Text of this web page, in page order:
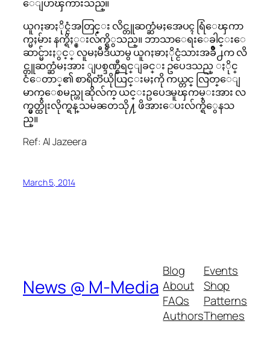
ေျပာၾကားသည္။
ယူဂႏၶာႏိုင္ငံအတြင္း လိင္တူဆက္ဆံမႈအေပၚ ရြံေၾကာ
က္မႈမ်ား နက္ရိႈ္င္းလ်က္ရိွသည္။ ဘာသာေရးေခါင္းေ
ဆာင္မ်ားႏွင့္ လူမႈမီဒီယာမွ ယူဂႏၶာႏိုင္ငံသားအခ်ဳိ႕က လိ
င္တူဆက္ဆံမႈအား ျပစ္ဒဏ္စီရင္ျခင္း ဥပေဒသည္ ႏိုင္
ငံေတာ္၏ စာရိတၱယိုယြင္းမႈကို ကယ္တင္ လြတ္ေျ
မာက္ေစမည္ဟု ဆိုလ်က္ ယင္းဥပေဒမူၾကမ္းအား လ
က္မွတ္ထိုးလိုက္ရန္ သမၼတသို႔ ဖိအားေပးလ်က္ရိွေနသ
ည္။
Ref: Al Jazeera
March 5, 2014
News @ M-Media
Blog
About
FAQs
Authors
Events
Shop
Patterns
Themes